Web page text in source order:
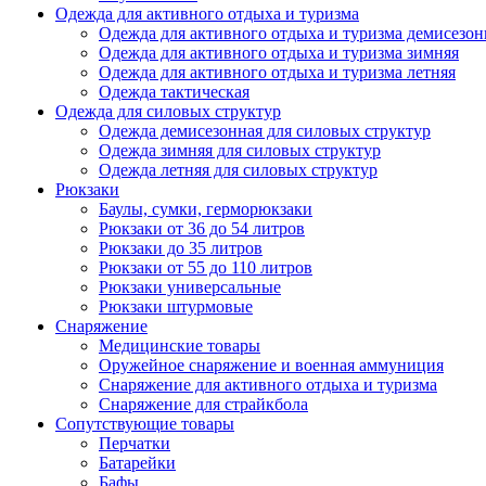
Одежда для активного отдыха и туризма
Одежда для активного отдыха и туризма
Одежда для активного отдыха и туризма зимняя
Одежда для активного отдыха и туризма летняя
Одежда тактическая
Одежда для силовых структур
Одежда демисезонная для силовых структур
Одежда зимняя для силовых структур
Одежда летняя для силовых структур
Рюкзаки
Баулы, сумки, герморюкзаки
Рюкзаки от 36 до 54 литров
Рюкзаки до 35 литров
Рюкзаки от 55 до 110 литров
Рюкзаки универсальные
Рюкзаки штурмовые
Снаряжение
Медицинские товары
Оружейное снаряжение и военная аммуниция
Снаряжение для активного отдыха и туризма
Снаряжение для страйкбола
Сопутствующие товары
Перчатки
Батарейки
Бафы